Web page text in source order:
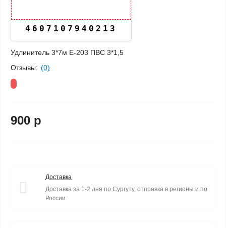
4607107940213
Удлинитель 3*7м Е-203 ПВС 3*1,5
Отзывы: (0)
900 р
Доставка
Доставка за 1-2 дня по Сургуту, отправка в регионы и по
России